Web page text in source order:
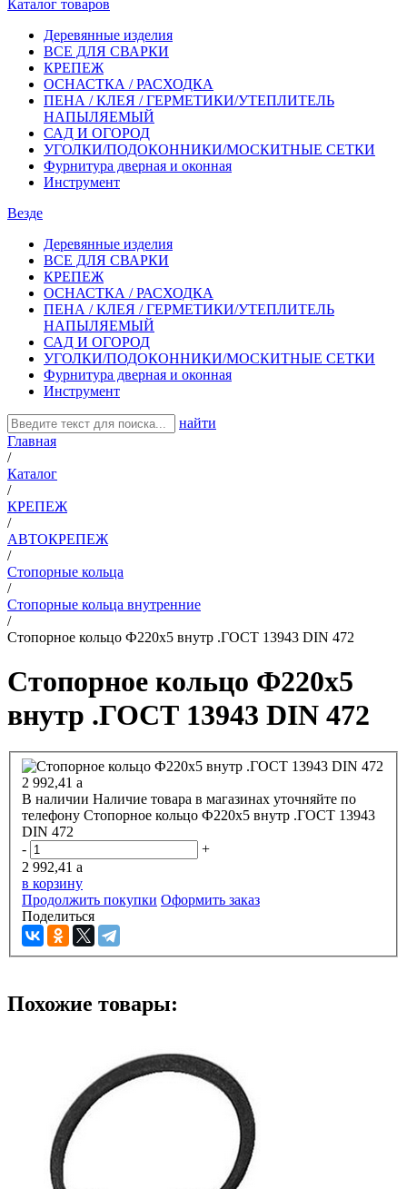
Каталог товаров
Деревянные изделия
ВСЕ ДЛЯ СВАРКИ
КРЕПЕЖ
ОСНАСТКА / РАСХОДКА
ПЕНА / КЛЕЯ / ГЕРМЕТИКИ/УТЕПЛИТЕЛЬ
НАПЫЛЯЕМЫЙ
САД И ОГОРОД
УГОЛКИ/ПОДОКОННИКИ/МОСКИТНЫЕ СЕТКИ
Фурнитура дверная и оконная
Инструмент
Везде
Деревянные изделия
ВСЕ ДЛЯ СВАРКИ
КРЕПЕЖ
ОСНАСТКА / РАСХОДКА
ПЕНА / КЛЕЯ / ГЕРМЕТИКИ/УТЕПЛИТЕЛЬ
НАПЫЛЯЕМЫЙ
САД И ОГОРОД
УГОЛКИ/ПОДОКОННИКИ/МОСКИТНЫЕ СЕТКИ
Фурнитура дверная и оконная
Инструмент
найти
Главная
/
Каталог
/
КРЕПЕЖ
/
АВТОКРЕПЕЖ
/
Стопорные кольца
/
Стопорные кольца внутренние
/
Стопорное кольцо Ф220х5 внутр .ГОСТ 13943 DIN 472
Стопорное кольцо Ф220х5
внутр .ГОСТ 13943 DIN 472
2 992,41 a
В наличии Наличие товара в магазинах уточняйте по
телефону Стопорное кольцо Ф220х5 внутр .ГОСТ 13943
DIN 472
-
+
2 992,41 a
в корзину
Продолжить покупки Оформить заказ
Поделиться
Похожие товары: